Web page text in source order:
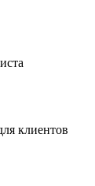
клиентов